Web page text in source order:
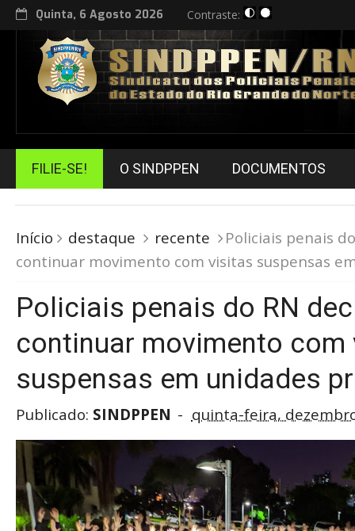
Quinta, 6 Agosto 2026 Contraste:
FILIE-SE! O SINDPPEN DOCUMENTOS
Início destaque recente
Policiais penais
continuar movimento com visitas suspensas
Policiais penais do RN
continuar movimento
suspensas em unidades
Publicado: SINDPPEN quinta-feira,